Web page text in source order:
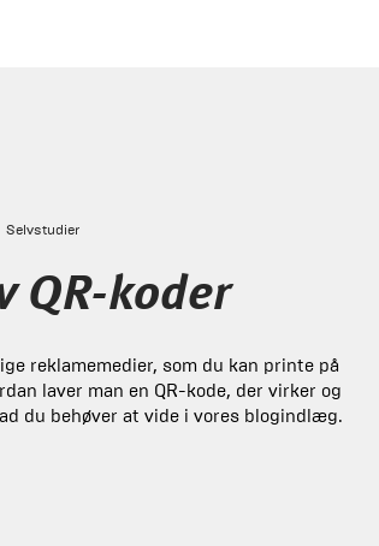
Selvstudier
QR-koder
reklamemedier, som du kan printe på
laver man en QR-kode, der virker og
du behøver at vide i vores blogindlæg.